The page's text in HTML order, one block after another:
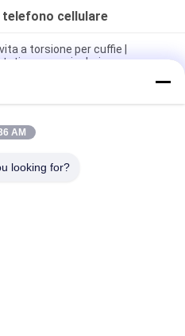
cellulare
a torsione per cuffie |
per auricolari
USB per cellulari
trazione per tester di durata di
e archetto IEC 60068 IEC
AM
looking for?